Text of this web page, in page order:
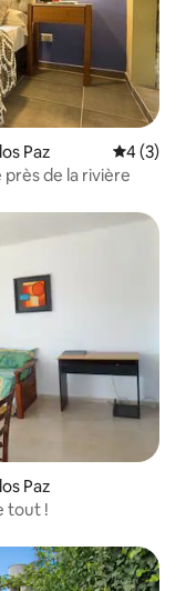
Paz
4 (3)
de la rivière
Paz
tout !